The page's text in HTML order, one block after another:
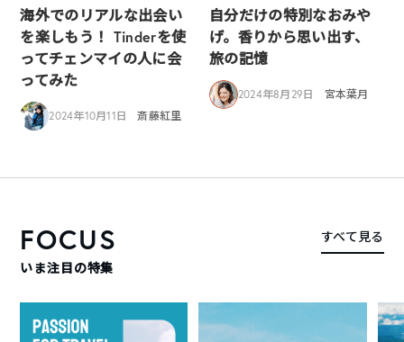
海外でのリアルな出会い
を楽しもう！ Tinderを使
ってチェンマイの人に会
ってみた
2024年10月11日 斎藤紅里
自分だけの特別なおみや
げ。香りから思い出す、
旅の記憶
2024年8月29日 宮本葉月
FOCUS
いま注目の特集
すべて見る